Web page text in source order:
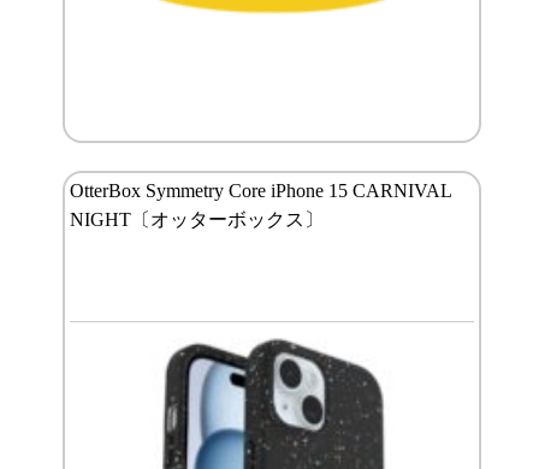
OtterBox Symmetry Core iPhone 15 CARNIVAL
NIGHT〔オッターボックス〕